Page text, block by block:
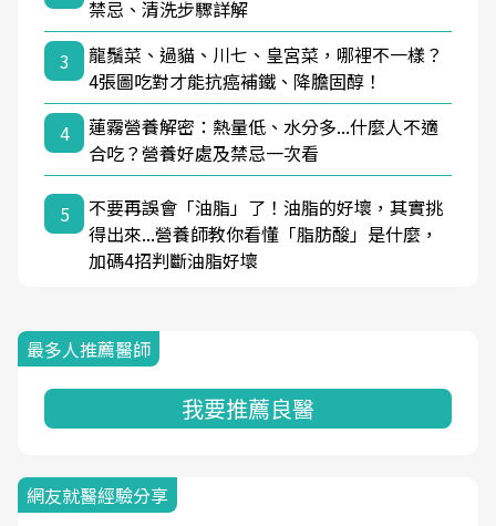
禁忌、清洗步驟詳解
3
龍鬚菜、過貓、川七、皇宮菜，哪裡不一樣？
4張圖吃對才能抗癌補鐵、降膽固醇！
4
蓮霧營養解密：熱量低、水分多...什麼人不適
合吃？營養好處及禁忌一次看
5
不要再誤會「油脂」了！油脂的好壞，其實挑
得出來...營養師教你看懂「脂肪酸」是什麼，
加碼4招判斷油脂好壞
最多人推薦醫師
我要推薦良醫
網友就醫經驗分享